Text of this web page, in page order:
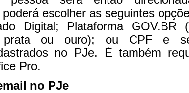
escolher as seguintes
Digital; Plataforma GOV.BR
prata ou ouro); ou CPF e
no PJe. É também
Pro.
no PJe